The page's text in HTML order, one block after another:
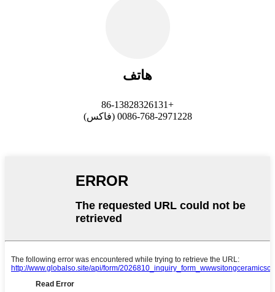
هاتف
+86-13828326131
0086-768-2971228 (فاكس)